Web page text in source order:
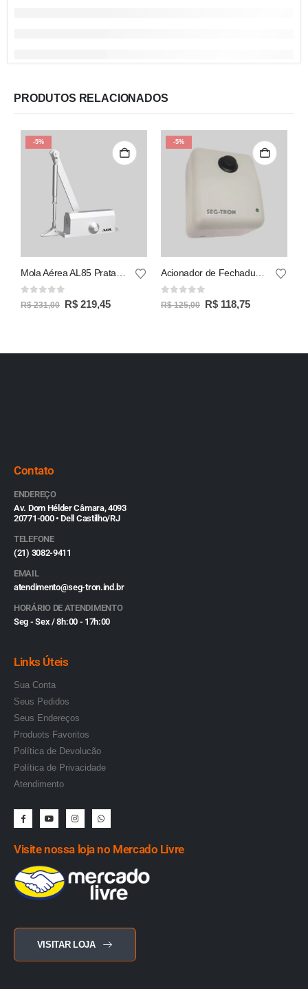
PRODUTOS RELACIONADOS
-5%
Mola Aérea AL85 Prata Força 4
0 out of 5
R$231,00 R$219,45
-5%
Acionador de Fechadura 433
0 out of 5
R$125,00 R$118,75
Contato
ENDEREÇO
Av. Dom Hélder Câmara, 4093
20771-000 • Dell Castilho/RJ
TELEFONE
(21) 3082-9411
EMAIL
atendimento@seg-tron.ind.br
HORÁRIO DE ATENDIMENTO
Seg - Sex / 8h:00 - 17h:00
Links Úteis
Sua Conta
Seus Pedidos
Seus Endereços
Produots Favoritos
Política de Devolucão
Política de Privacidade
Atendimento
Visite nossa loja no Mercado Livre
VISITAR LOJA